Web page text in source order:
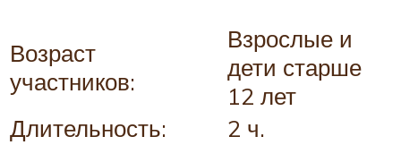
Возраст
участников:
Взрослые и
дети старше
12 лет
Длительность:
2 ч.